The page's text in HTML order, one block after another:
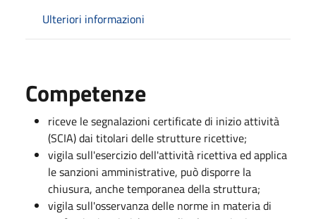
Ulteriori informazioni
Competenze
riceve le segnalazioni certificate di inizio attività
(SCIA) dai titolari delle strutture ricettive;
vigila sull'esercizio dell'attività ricettiva ed applica
le sanzioni amministrative, può disporre la
chiusura, anche temporanea della struttura;
vigila sull'osservanza delle norme in materia di